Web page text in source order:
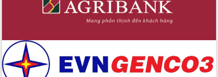
Sôi nổi Hội đua ngựa truyền thống Gò
Thì Thùng mừng Xuân Bính Ngọ 2026
Lãnh đạo tỉnh dâng hương tưởng niệm
tại Đập Đồng Cam đầu Xuân Bính Ngọ
Ngành nông nghiệp phấn đấu tăng
trưởng đạt 5,86% trong năm 2026